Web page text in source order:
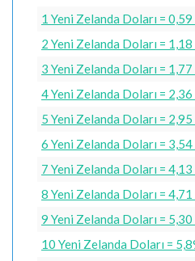
1 Yeni Zelanda Doları =
2 Yeni Zelanda Doları =
3 Yeni Zelanda Doları =
4 Yeni Zelanda Doları =
5 Yeni Zelanda Doları =
6 Yeni Zelanda Doları =
7 Yeni Zelanda Doları =
8 Yeni Zelanda Doları =
9 Yeni Zelanda Doları =
10 Yeni Zelanda Doları =